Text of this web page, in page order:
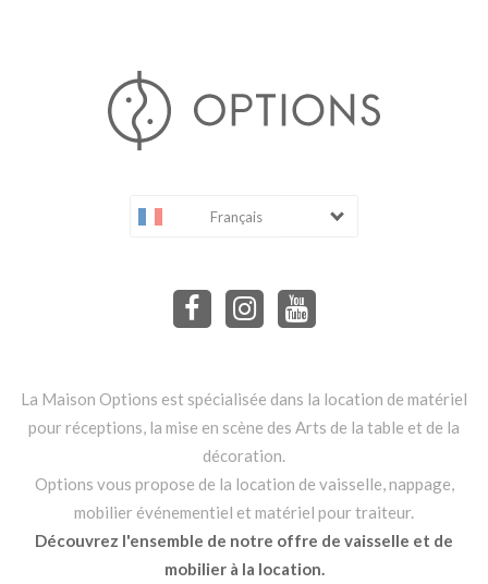
Français
La Maison Options est spécialisée dans la location de matériel
pour réceptions, la mise en scène des Arts de la table et de la
décoration.
Options vous propose de la location de vaisselle, nappage,
mobilier événementiel et matériel pour traiteur.
Découvrez l'ensemble de notre offre de vaisselle et de
mobilier à la location.